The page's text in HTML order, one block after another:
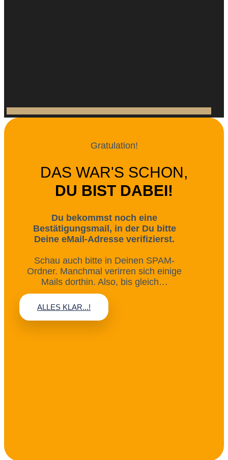
Gratulation!
DAS WAR'S SCHON,
DU BIST DABEI!
Du bekommst noch eine
Bestätigungsmail, in der Du bitte
Deine eMail-Adresse verifizierst.
Schau auch bitte in Deinen SPAM-
Ordner. Manchmal verirren sich einige
Mails dorthin. Also, bis gleich…
ALLES KLAR...!